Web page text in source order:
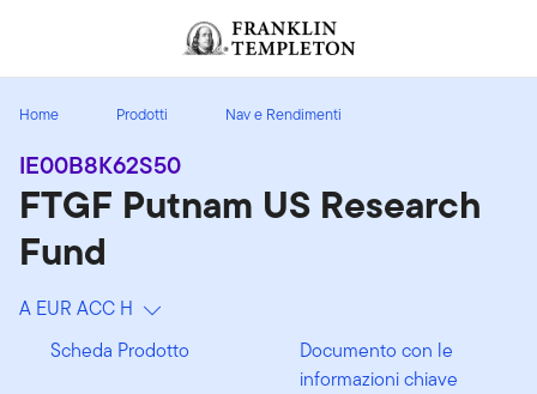
Header menu toggle
Home Prodotti Nav e Rendimenti
IE00B8K62S50
FTGF Putnam US Research
Fund
A EUR ACC H
Scheda Prodotto
Documento con le
informazioni chiave